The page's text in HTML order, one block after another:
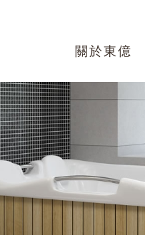
關於東億